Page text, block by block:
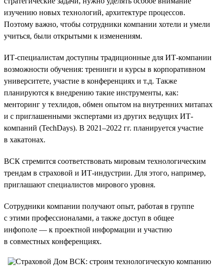
изучению новых технологий, архитектуре процессов.
Поэтому важно, чтобы сотрудники компании хотели и умели
учиться, были открытыми к изменениям.
ИТ-специалистам доступны традиционные для ИТ-компании
возможности обучения: тренинги и курсы в корпоративном
университете, участие в конференциях и т.д. Также
планируются к внедрению такие инструменты, как:
менторинг у техлидов, обмен опытом на внутренних митапах
и с приглашенными экспертами из других ведущих ИТ-
компаний (TechDays). В 2021–2022 гг. планируется участие
в хакатонах.
ВСК стремится соответствовать мировым технологическим
трендам в страховой и ИТ-индустрии. Для этого, например,
приглашают специалистов мирового уровня.
Сотрудники компании получают опыт, работая в группе
с этими профессионалами, а также доступ в общее
инфополе — к проектной информации и участию
в совместных конференциях.